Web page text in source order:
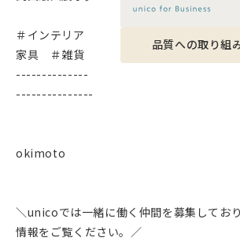
品質への取り組
＃インテリア ＃インテリアショップ ＃
家具 ＃雑貨
---------------
okimoto
＼unicoでは一緒に働く仲間を募集してお
情報をご覧ください。／